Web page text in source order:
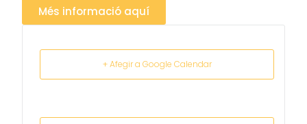
Més informació aquí
+ Afegir a Google Calendar